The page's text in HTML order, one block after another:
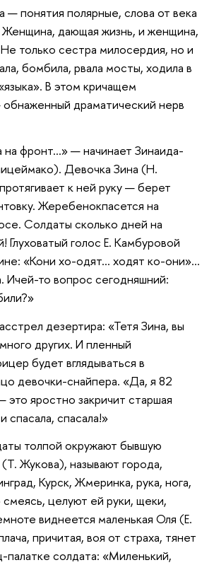
понятия полярные, слова от века
дающая жизнь, и женщина,
только сестра милосердия, но и
бомбила, рвала мосты, ходила в
В этом кричащем
драматический нерв
на фронт...» — начинает Зинаида-
Девочка Зина (Н.
к ней руку — берет
Жеребенокпасется на
Солдаты сколько дней на
Глуховатый голос E. Камбуровой
«Кони хо-одят... ходят ко-они»...
Ичей-то вопрос сегодняшний:
дезертира: «Тетя Зина, вы
других. И пленный
будет вглядываться в
девочки-снайпера. «Да, я 82
это яростно закричит старшая
спасала, спасала!»
толпой окружают бывшую
(Т. Жукова), называют города,
Курск, Жмеринка, рука, нога,
целуют ей руки, щеки,
виднеется маленькая Оля (E.
причитая, воя от страха, тянет
палатке солдата: «Миленький,